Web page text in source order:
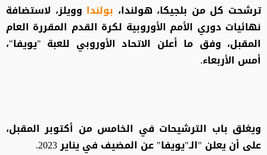
ترشحت كل من بلجيكا، هولندا، بولندا وويلز، لاستضافة
نهائيات دوري الأمم الأوروبية لكرة القدم المقررة العام
المقبل، وفق ما أعلن الاتحاد الأوروبي للعبة "يويفا"،
أمس الأربعاء.
ويغلق باب الترشيحات في الخامس من أكتوبر المقبل،
على أن يعلن "الـ"يويفا" عن المضيف في يناير 2023.